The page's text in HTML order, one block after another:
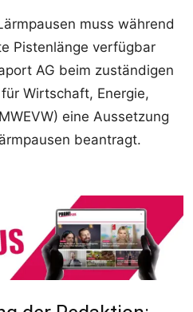
muss während
Pistenlänge verfügbar
AG beim zuständigen
Wirtschaft, Energie,
eine Aussetzung
beantragt.